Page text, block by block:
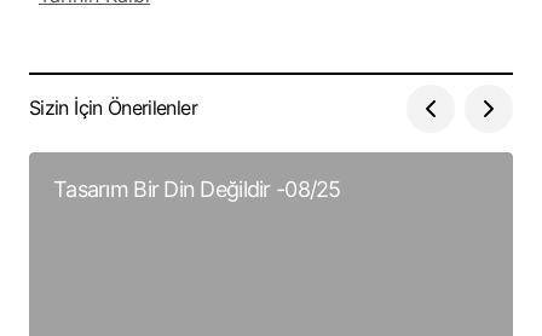
Sizin İçin Önerilenler
Tasarım Bir Din Değildir -08/25